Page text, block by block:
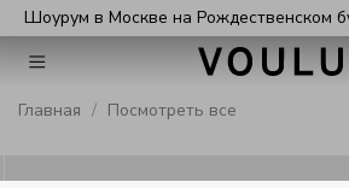
Шоурум в Москве на Рождественском
Главная Посмотреть все